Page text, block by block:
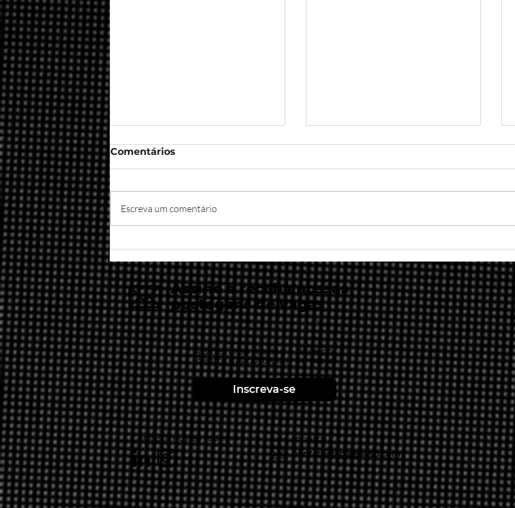
agronegócio brasileiro?
Comentários
Escreva um comentário
Assine e receba nossas
postagens de vagas
Assine nosso mailing e fique por
dentro das postagens de vagas
Inscreva-se
Conheça nossas redes
Fale conosco
contato@ligafeausp.com